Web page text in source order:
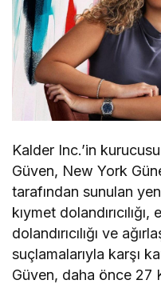
Kalder Inc.’in
Güven, New York
tarafından sunulan
kıymet
dolandırıcılığı ve
suçlamalarıyla karşı
Güven, daha önce 27